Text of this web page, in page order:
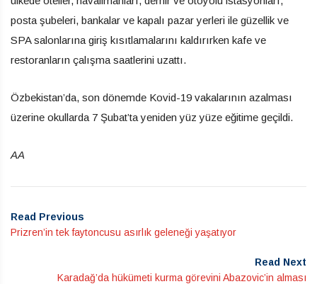
posta şubeleri, bankalar ve kapalı pazar yerleri ile güzellik ve
SPA salonlarına giriş kısıtlamalarını kaldırırken kafe ve
restoranların çalışma saatlerini uzattı.
Özbekistan’da, son dönemde Kovid-19 vakalarının azalması
üzerine okullarda 7 Şubat’ta yeniden yüz yüze eğitime geçildi.
AA
Read Previous
Prizren’in tek faytoncusu asırlık geleneği yaşatıyor
Read Next
Karadağ’da hükümeti kurma görevini Abazovic’in alması